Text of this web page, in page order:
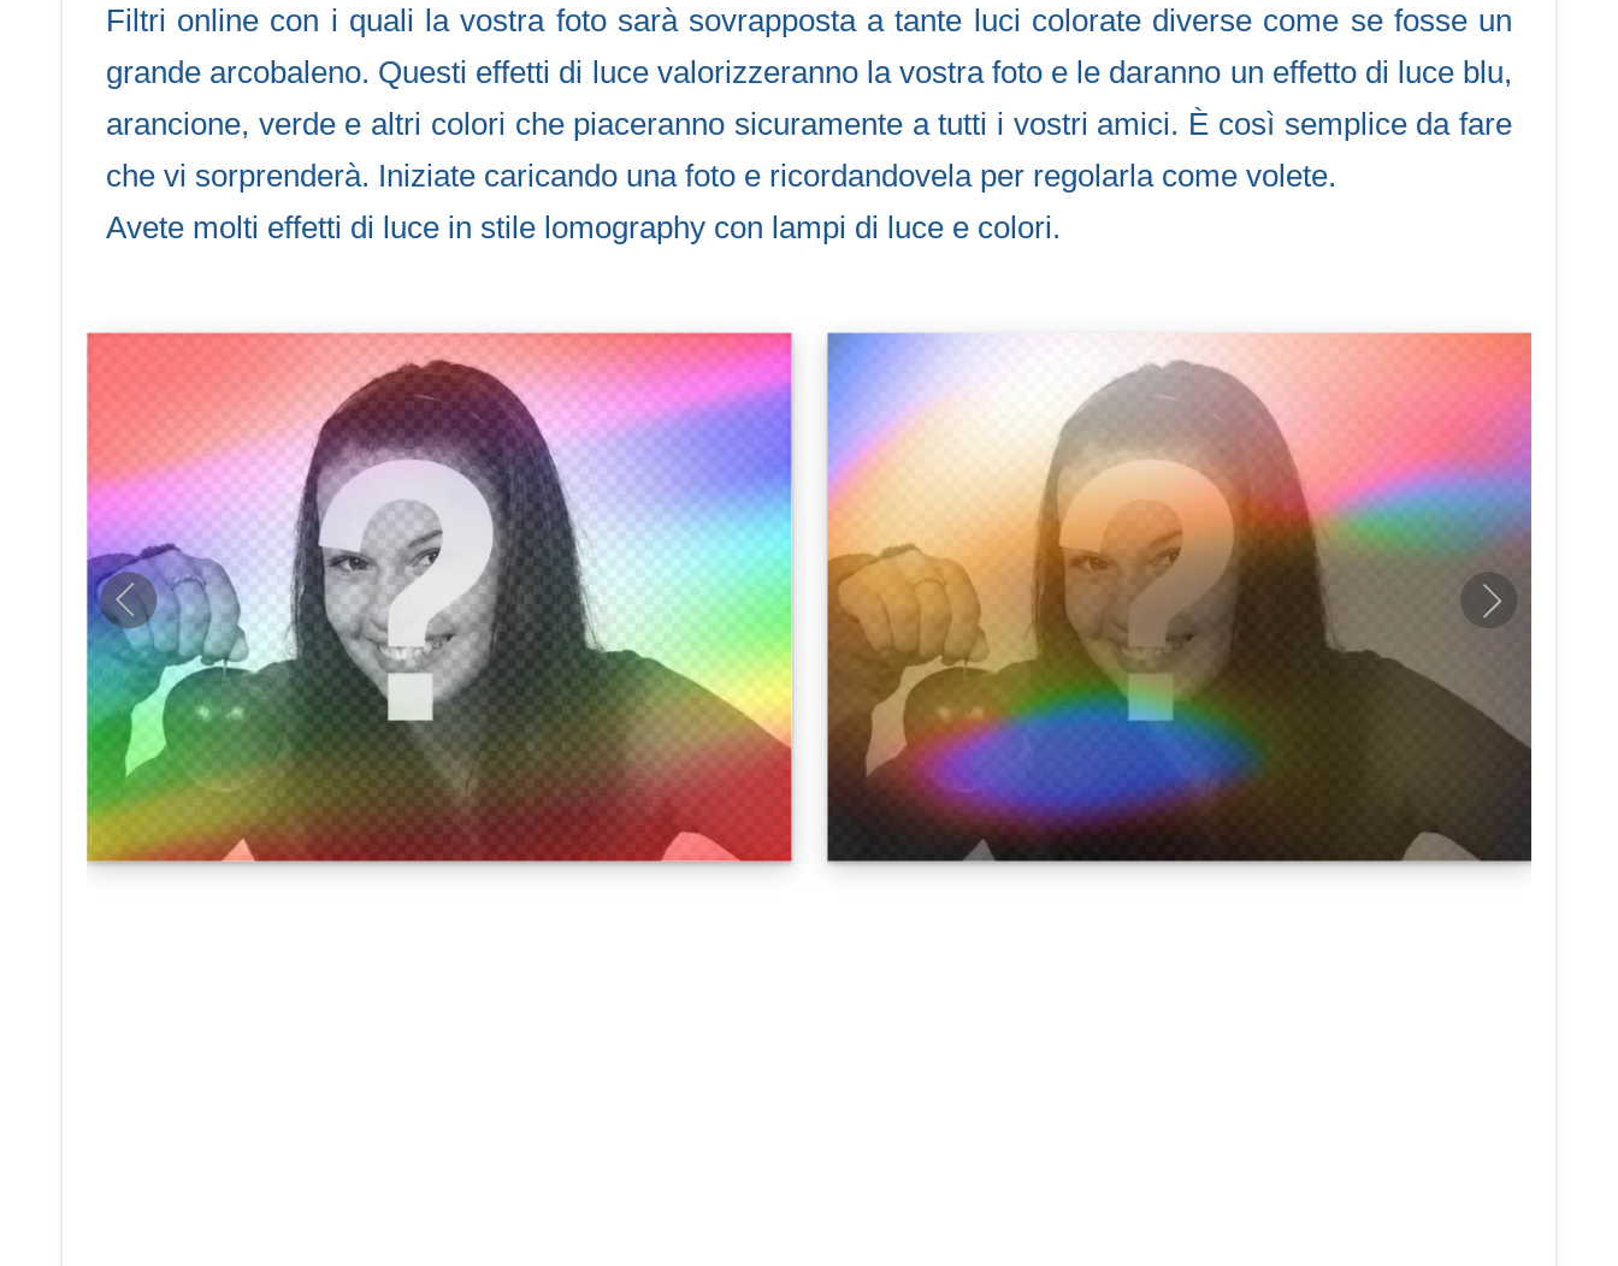
Filtri online con i quali la vostra foto sarà sovrapposta a tante luci colorate diverse come se fosse un
grande arcobaleno. Questi effetti di luce valorizzeranno la vostra foto e le daranno un effetto di luce blu,
arancione, verde e altri colori che piaceranno sicuramente a tutti i vostri amici. È così semplice da fare
che vi sorprenderà. Iniziate caricando una foto e ricordandovela per regolarla come volete.
Avete molti effetti di luce in stile lomography con lampi di luce e colori.